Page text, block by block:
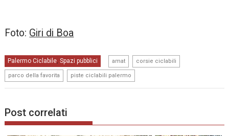
Foto: Giri di Boa
Palermo Ciclabile,Spazi pubblici amat corsie ciclabili
parco della favorita piste ciclabili palermo
Post correlati